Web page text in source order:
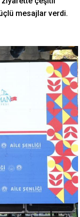
mesajlar verdi.